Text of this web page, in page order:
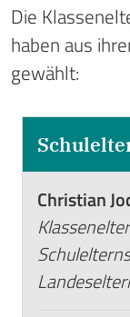
Die
haben aus
gewählt:
Christian